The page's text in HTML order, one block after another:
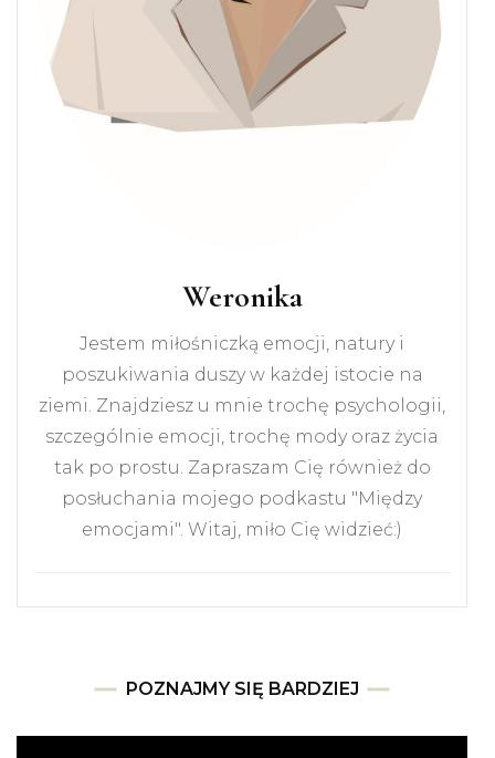
Weronika
Jestem miłośniczką emocji, natury i
poszukiwania duszy w każdej istocie na
ziemi. Znajdziesz u mnie trochę psychologii,
szczególnie emocji, trochę mody oraz życia
tak po prostu. Zapraszam Cię również do
posłuchania mojego podkastu "Między
emocjami". Witaj, miło Cię widzieć:)
POZNAJMY SIĘ BARDZIEJ